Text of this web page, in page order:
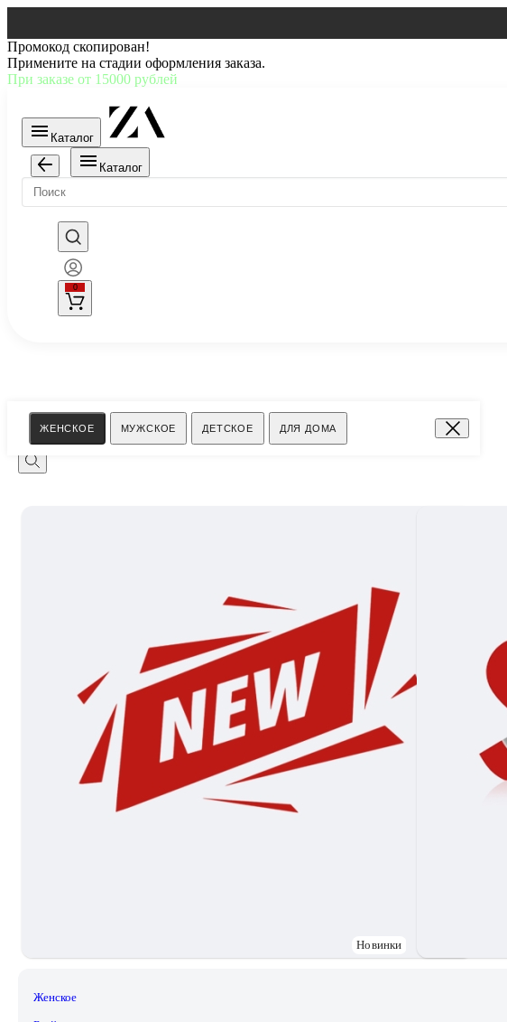
Промокод скопирован!
Примените на стадии оформления заказа.
При заказе от 15000 рублей
Каталог
Каталог
0
ЖЕНСКОЕ МУЖСКОЕ ДЕТСКОЕ ДЛЯ ДОМА
Поиск
Новинки
Женское